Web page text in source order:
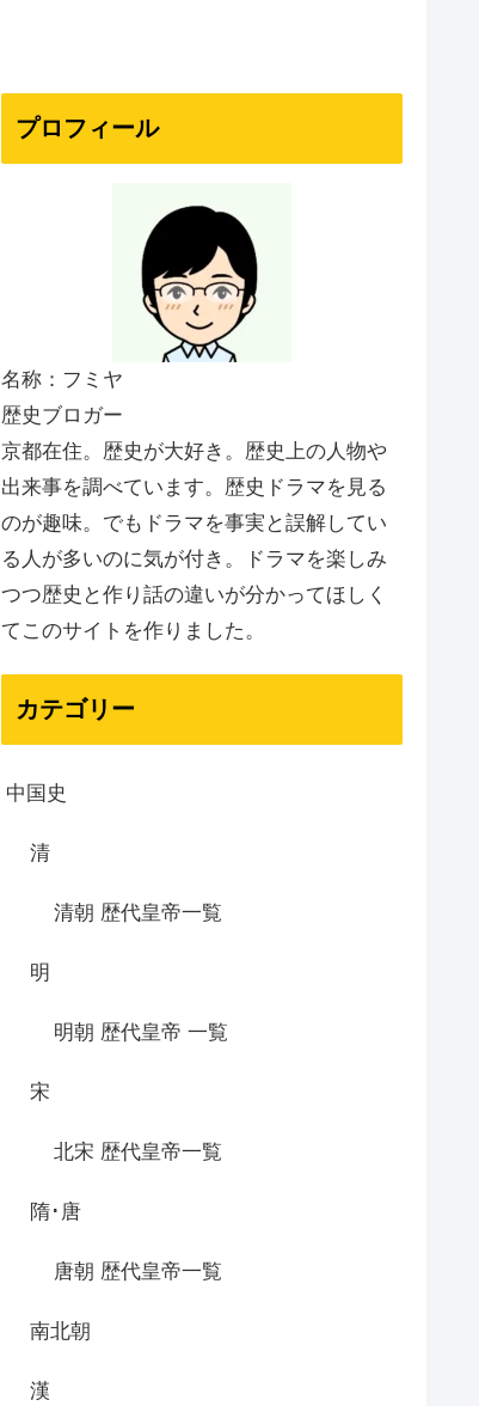
プロフィール
名称：フミヤ
歴史ブロガー
京都在住。歴史が大好き。歴史上の人物や
出来事を調べています。歴史ドラマを見る
のが趣味。でもドラマを事実と誤解してい
る人が多いのに気が付き。ドラマを楽しみ
つつ歴史と作り話の違いが分かってほしく
てこのサイトを作りました。
カテゴリー
中国史
清
清朝 歴代皇帝一覧
明
明朝 歴代皇帝 一覧
宋
北宋 歴代皇帝一覧
隋･唐
唐朝 歴代皇帝一覧
南北朝
漢